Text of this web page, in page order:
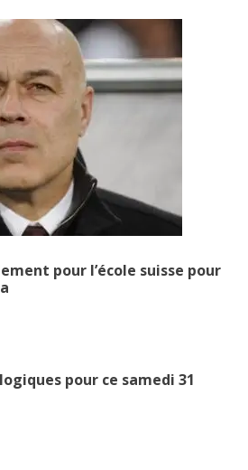
pour l’école suisse pour
pour ce samedi 31